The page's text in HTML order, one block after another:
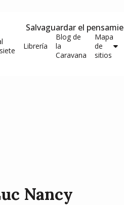
Salvaguardar el
Librería
Blog de
la
Caravana
Mapa
de
sitios
Nancy